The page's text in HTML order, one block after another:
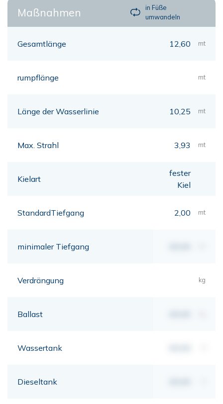
Maßnahmen
in Füße
umwandeln
Gesamtlänge 12,60 mt
rumpflänge mt
Länge der Wasserlinie 10,25 mt
Max. Strahl 3,93 mt
Kielart
fester
Kiel
StandardTiefgang 2,00 mt
minimaler Tiefgang
Verdrängung kg
Ballast
Wassertank
Dieseltank